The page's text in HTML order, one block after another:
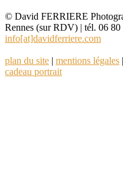
© David FERRIERE
Rennes (sur RDV) | tél. 06
info[at]davidferriere.com
plan du site | mentions légales |
cadeau portrait